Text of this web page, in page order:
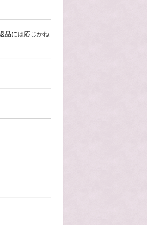
品には応じかね